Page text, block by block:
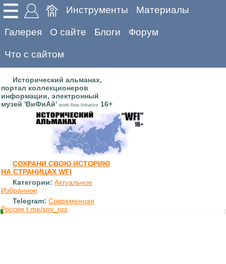
Инструменты Материалы
Галерея О сайте Блоги Форум
Что с сайтом
Исторический альманах,
портал коллекционеров
информации, электронный
музей 'ВиФиАй' work-flow-Initiative 16+
СОХРАНИ СВОЮ ИСТОРИЮ
НА СТРАНИЦАХ WFI
Категории: Актуальное
Избранное
Telegram: Современная
Россия t.me/sov_ros